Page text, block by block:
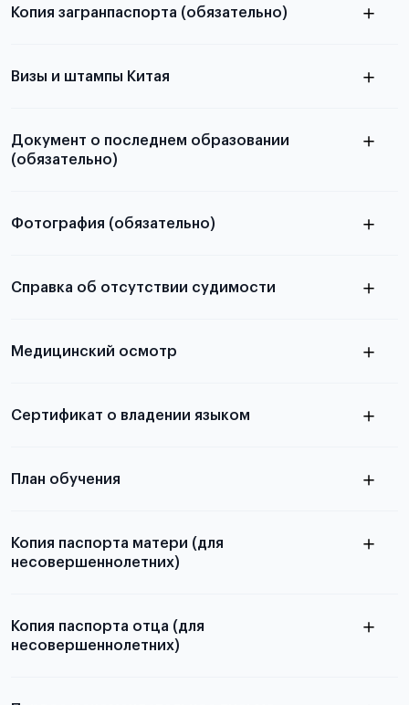
Копия загранпаспорта (обязательно)
паспорта
Визы и штампы Китая
Документ о последнем образовании
(обязательно)
абитуриентов, изложена в статье.
Фотография (обязательно)
принимаются
Справка об отсутствии судимости
Медицинский осмотр
Для примеров заполнения и пустых
Сертификат о владении языком
План обучения
Копия паспорта матери (для
несовершеннолетних)
Копия паспорта отца (для
несовершеннолетних)